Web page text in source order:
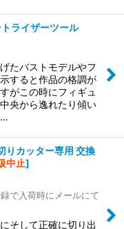
ライザーツール
たバストモデルやフ
すると作品の格調が
がこの時にフィギュ
央から逸れたり傾い
…
カッター専用 交換
中止]
で入荷時にメールにて
そして正確に切り出